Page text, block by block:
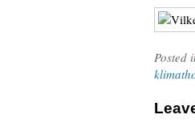
Posted